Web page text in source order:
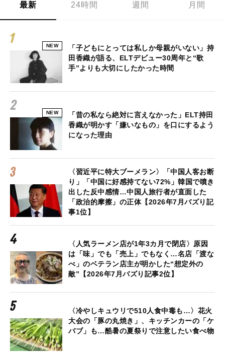
最新 24時間 週間 月間
NEW
「子どもにとっては私しか母親がいない」持
田香織が語る、ELTデビュー30周年と“歌
手”よりも大切にしたかった時間
NEW
「昔の私なら絶対に言えなかった」ELT持田
香織が明かす「嫌いなもの」を口にするよう
になった理由
〈習近平に特大ブーメラン〉「中国人客お断
り」「中国に好感持てない72%」韓国で噴き
出した反中感情…中国人旅行者が直面した
「政治的摩擦」の正体【2026年7月バズり記
事1位】
〈人気ラーメン店が1年3カ月で閉店〉原因
は「味」でも「売上」でもなく…名店「渡な
べ」のベテラン店主が明かした“想定外の
敵”【2026年7月バズり記事2位】
〈冷やしキュウリで510人食中毒も…〉花火
大会の「豚の丸焼き」、キッチンカーの「ケ
バブ」も…酷暑の夏祭りで注意したい食べ物